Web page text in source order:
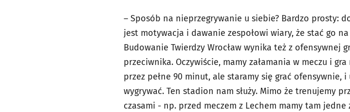
– Sposób na nieprzegrywanie u siebie? Bardzo prosty:
jest motywacja i dawanie zespołowi wiary, że stać go
Budowanie Twierdzy Wrocław wynika też z ofensywnej
przeciwnika. Oczywiście, mamy załamania w meczu i
przez pełne 90 minut, ale staramy się grać ofensywnie,
wygrywać. Ten stadion nam służy. Mimo że trenujemy
czasami - np. przed meczem z Lechem mamy tam